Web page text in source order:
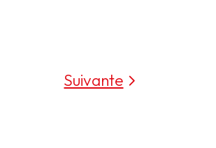
Suivante